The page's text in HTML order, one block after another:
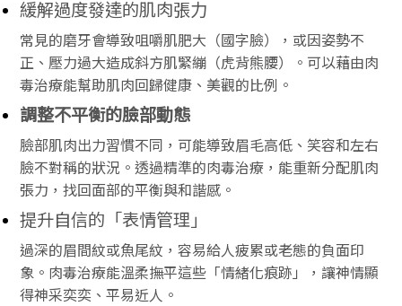
緩解過度發達的肌肉張力
常見的磨牙會導致咀嚼肌肥大（國字臉），或因姿勢不
正、壓力過大造成斜方肌緊繃（虎背熊腰）。可以藉由肉
毒治療能幫助肌肉回歸健康、美觀的比例。
調整不平衡的臉部動態
臉部肌肉出力習慣不同，可能導致眉毛高低、笑容和左右
臉不對稱的狀況。透過精準的肉毒治療，能重新分配肌肉
張力，找回面部的平衡與和諧感。
提升自信的「表情管理」
過深的眉間紋或魚尾紋，容易給人疲累或老態的負面印
象。肉毒治療能溫柔撫平這些「情緒化痕跡」，讓神情顯
得神采奕奕、平易近人。